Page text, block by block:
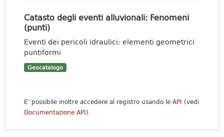
Catasto degli eventi alluvionali: Fenomeni
(punti)
Eventi dei pericoli idraulici: elementi geometrici
puntiformi
Geocatalogo
E' possibile inoltre accedere al registro usando le API (vedi
Documentazione API).